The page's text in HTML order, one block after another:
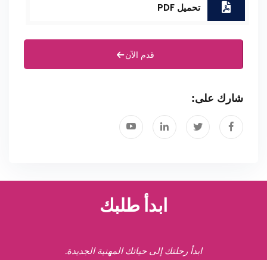
تحميل PDF
قدم الآن
شارك على:
ابدأ طلبك
ابدأ رحلتك إلى حياتك المهنية الجديدة.